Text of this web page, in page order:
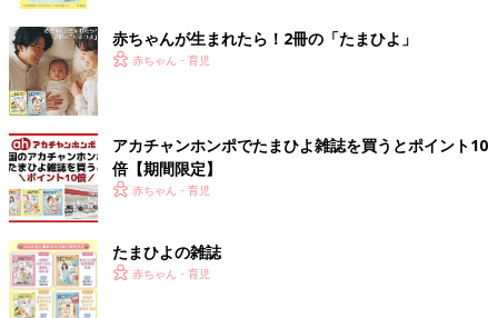
赤ちゃんが生まれたら！2冊の「たまひよ」
赤ちゃん・育児
アカチャンホンポでたまひよ雑誌を買うとポイント10
倍【期間限定】
赤ちゃん・育児
たまひよの雑誌
赤ちゃん・育児